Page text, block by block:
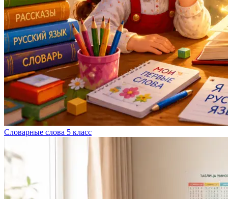
Словарные слова 5 класс